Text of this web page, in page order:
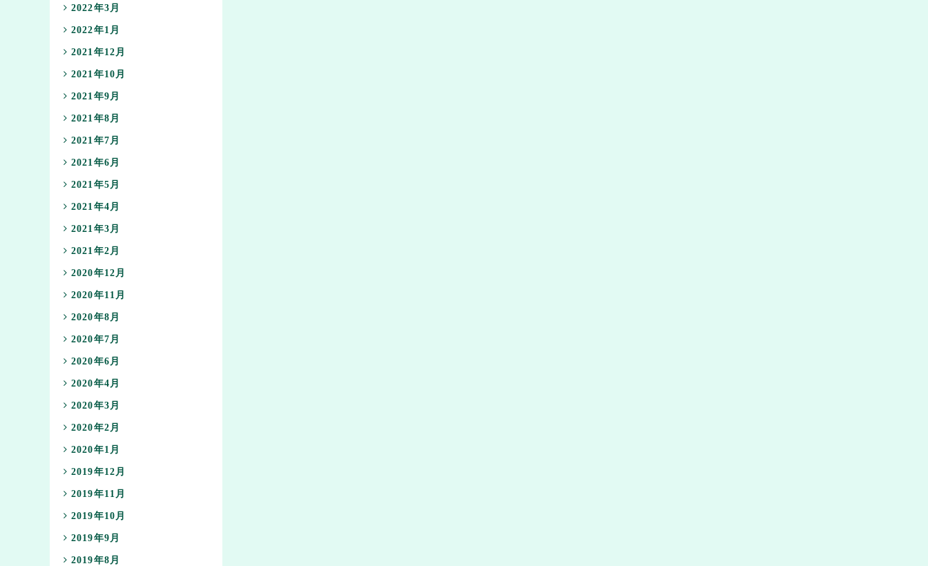
2022年3月
2022年1月
2021年12月
2021年10月
2021年9月
2021年8月
2021年7月
2021年6月
2021年5月
2021年4月
2021年3月
2021年2月
2020年12月
2020年11月
2020年8月
2020年7月
2020年6月
2020年4月
2020年3月
2020年2月
2020年1月
2019年12月
2019年11月
2019年10月
2019年9月
2019年8月